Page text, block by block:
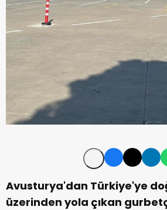
Avusturya'dan Türkiye'ye
üzerinden yola çıkan